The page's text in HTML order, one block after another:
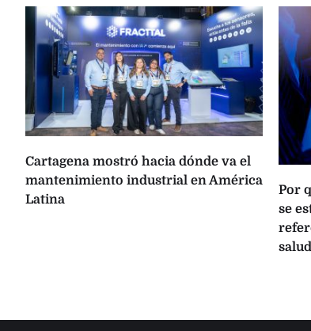
Cartagena mostró hacia dónde va el
mantenimiento industrial en América
Latina
Por
se
salud